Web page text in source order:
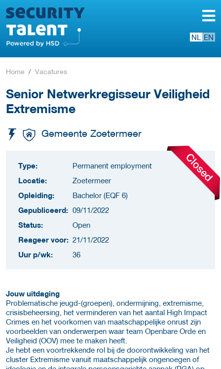
NL EN
Home Vacatures
Senior Netwerkregisseur Veiligheid
Extremisme
Gemeente Zoetermeer
Type:
Permanent employment
Locatie:
Zoetermeer
Opleiding:
Bachelor (EQF 6)
Gepubliceerd: 09/11/2022
Status:
Open
Reageer voor: 21/11/2022
Uur p/wk:
36
Jouw uitdaging
Problematische jeugd-(groepen), ondermijning, extremisme,
crisisbeheersing, het verminderen van het aantal High Impact
Crimes en het voorkomen van maatschappelijke onrust zijn
voorbeelden van onderwerpen waar team Openbare Orde en
Veiligheid (OOV) mee te maken heeft.
Je hebt een voortrekkende rol bij de doorontwikkeling van het
cluster Extremisme vanuit maatschappelijk ongenoegen of